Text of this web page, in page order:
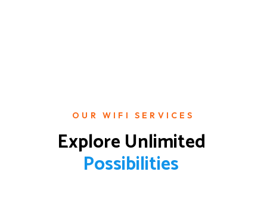
OUR WIFI SERVICES
Explore Unlimited
Possibilities